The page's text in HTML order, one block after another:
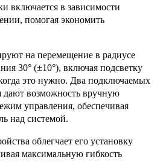
включается в зависимости
помогая экономить
на перемещение в радиусе
30° (±10°), включая подсветку
это нужно. Два подключаемых
возможность вручную
управления, обеспечивая
над системой.
облегчает его установку
максимальную гибкость